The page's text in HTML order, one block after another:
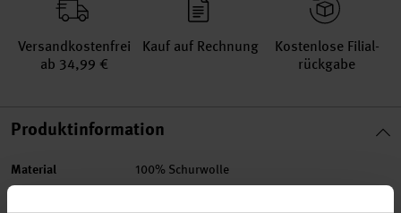
Versand­kosten­frei
ab 34,99 €
Kauf auf Rechnung
Kosten­lose Filial­
rückgabe
Produktinformation
Material 100% Schurwolle